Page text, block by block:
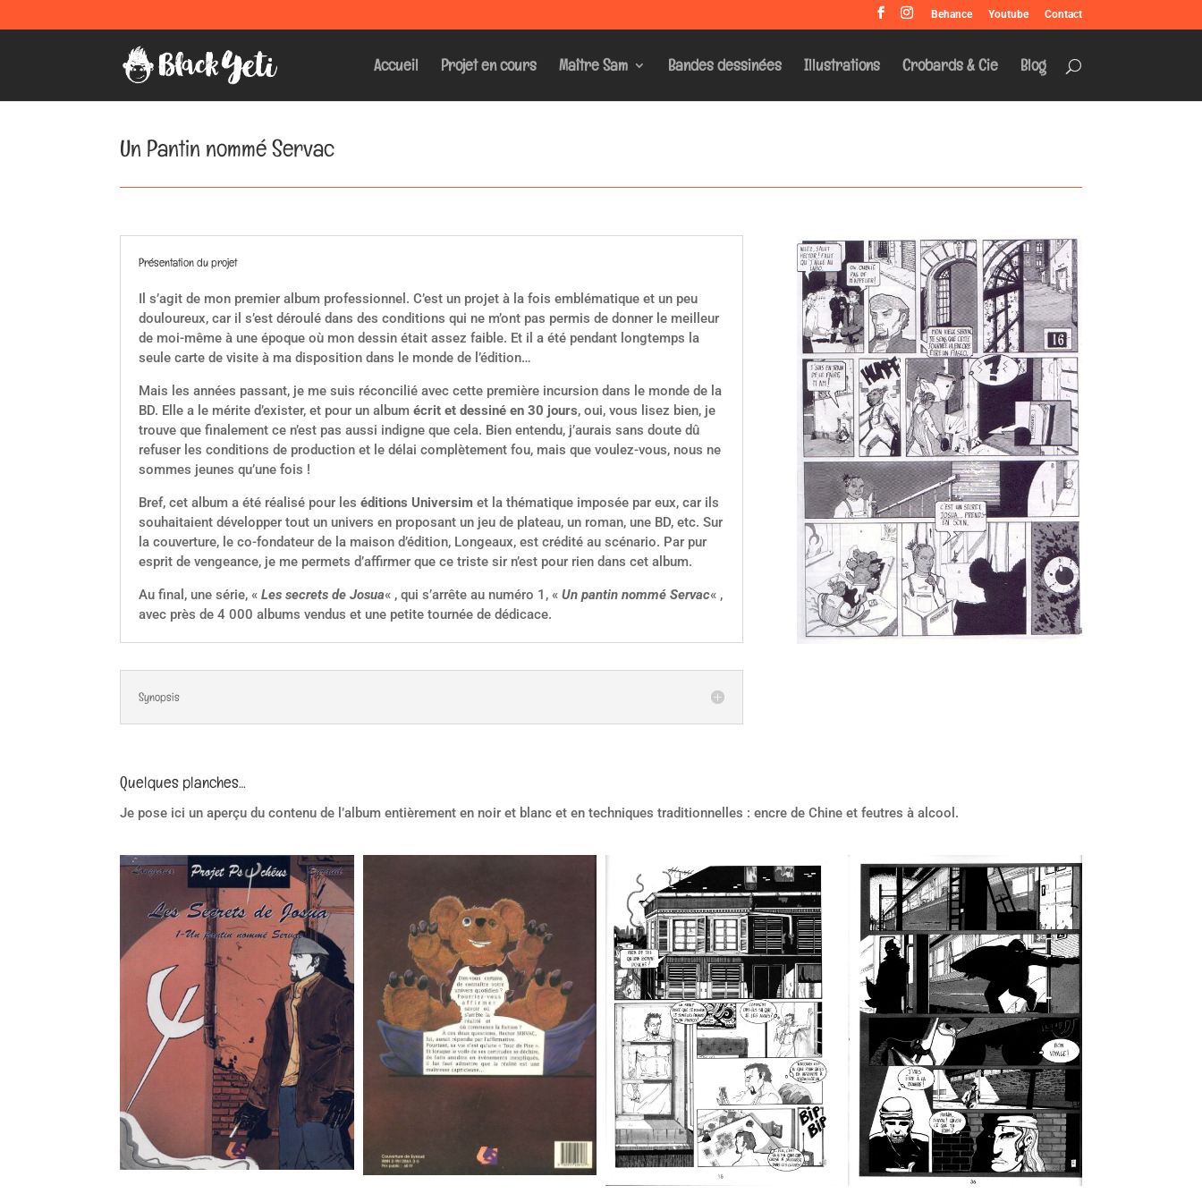
Behance Youtube Contact
Accueil Projet en cours Maître Sam Bandes dessinées Illustrations Crobards & Cie Blog
Un Pantin nommé Servac
Présentation du projet
Il s’agit de mon premier album professionnel. C’est un projet à la fois emblématique et un peu
douloureux, car il s’est déroulé dans des conditions qui ne m’ont pas permis de donner le meilleur
de moi-même à une époque où mon dessin était assez faible. Et il a été pendant longtemps la
seule carte de visite à ma disposition dans le monde de l’édition…
Mais les années passant, je me suis réconcilié avec cette première incursion dans le monde de la
BD. Elle a le mérite d’exister, et pour un albumécrit et dessiné en 30 jours, oui, vous lisez bien, je
trouve que finalement ce n’est pas aussi indigne que cela. Bien entendu, j’aurais sans doute dû
refuser les conditions de production et le délai complètement fou, mais que voulez-vous, nous ne
sommes jeunes qu’une fois !
Bref, cet album a été réalisé pour leséditions Universim et la thématique imposée par eux, car ils
souhaitaient développer tout un univers en proposant un jeu de plateau, un roman, une BD, etc. Sur
la couverture, le co-fondateur de la maison d’édition, Longeaux, est crédité au scénario. Par pur
esprit de vengeance, je me permets d’affirmer que ce triste sir n’est pour rien dans cet album.
Au final, une série, «Les secrets de Josua« , qui s’arrête au numéro 1, «Un pantin nommé Servac« ,
avec près de 4 000 albums vendus et une petite tournée de dédicace.
Synopsis
Quelques planches…
Je pose ici un aperçu du contenu de l’album entièrement en noir et blanc et en techniques traditionnelles : encre de Chine et feutres à alcool.